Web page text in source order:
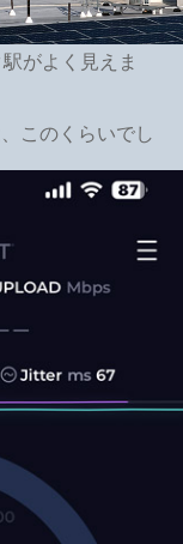
がよく見えま
このくらいでし